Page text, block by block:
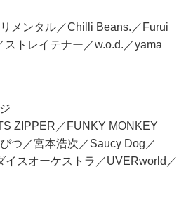
メンタル／Chilli Beans.／Furui
ストレイテナー／w.o.d.／yama
ZIPPER／FUNKY MONKEY
つ／宮本浩次／Saucy Dog／
イスオーケストラ／UVERworld／